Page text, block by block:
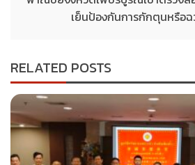
เย็นป้องกันการกักตุนหรือฉ
RELATED POSTS